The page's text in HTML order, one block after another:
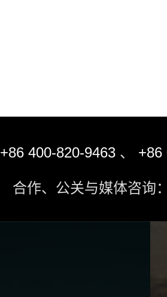
+86 400-820-9463 、 +86
合作、公关与媒体咨询：